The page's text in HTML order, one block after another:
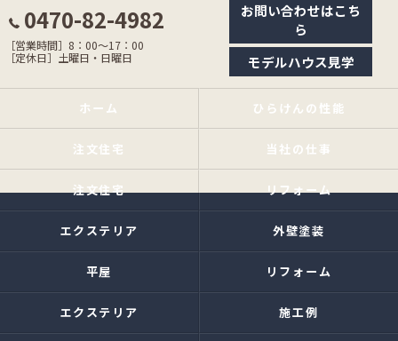
0470-82-4982
［営業時間］8：00〜17：00
［定休日］土曜日・日曜日
お問い合わせはこち
ら
モデルハウス見学
ホーム ひらけんの性能
注文住宅 当社の仕事
注文住宅 リフォーム
エクステリア 外壁塗装
平屋 リフォーム
エクステリア 施工例